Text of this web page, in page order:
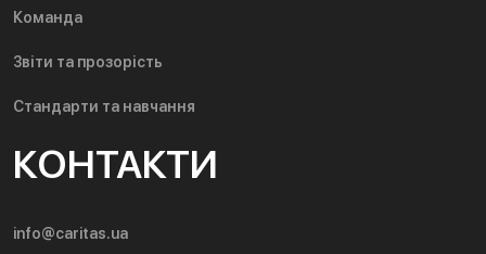
Команда
Звіти та прозорість
Стандарти та навчання
КОНТАКТИ
info@caritas.ua